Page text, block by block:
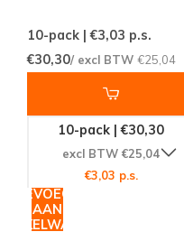
10-pack | €3,03 p.s.
€30,30/ excl BTW €25,04
10-pack | €30,30
excl BTW €25,04
€3,03 p.s.
TOEVOEGEN
AAN